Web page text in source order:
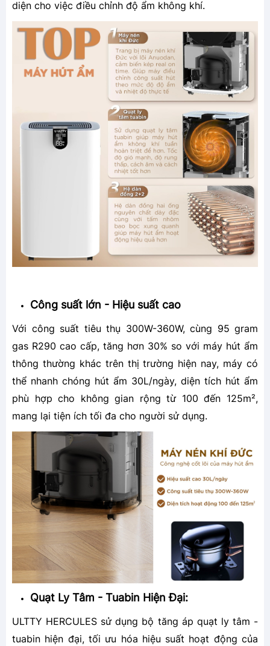
diện cho việc điều chỉnh độ ẩm không khí.
Công suất lớn - Hiệu suất cao
Với công suất tiêu thụ 300W-360W, cùng 95 gram
gas R290 cao cấp, tăng hơn 30% so với máy hút ẩm
thông thường khác trên thị trường hiện nay, máy có
thể nhanh chóng hút ẩm 30L/ngày, diện tích hút ẩm
phù hợp cho không gian rộng từ 100 đến 125m²,
mang lại tiện ích tối đa cho người sử dụng.
Quạt Ly Tâm - Tuabin Hiện Đại:
ULTTY HERCULES sử dụng bộ tăng áp quạt ly tâm -
tuabin hiện đại, tối ưu hóa hiệu suất hoạt động của